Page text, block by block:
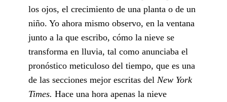
los ojos, el crecimiento de una planta o de un
niño. Yo ahora mismo observo, en la ventana
junto a la que escribo, cómo la nieve se
transforma en lluvia, tal como anunciaba el
pronóstico meticuloso del tiempo, que es una
de las secciones mejor escritas del New York
Times. Hace una hora apenas la nieve